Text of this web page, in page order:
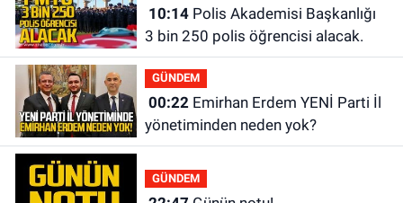
10:14Polis Akademisi Başkanlığı
3 bin 250 polis öğrencisi alacak.
GÜNDEM
00:22Emirhan Erdem YENİ Parti İl
yönetiminden neden yok?
GÜNDEM